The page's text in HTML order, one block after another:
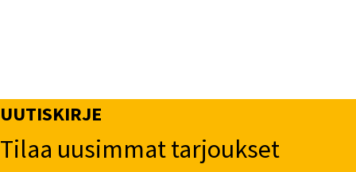
UUTISKIRJE
Tilaa uusimmat tarjoukset